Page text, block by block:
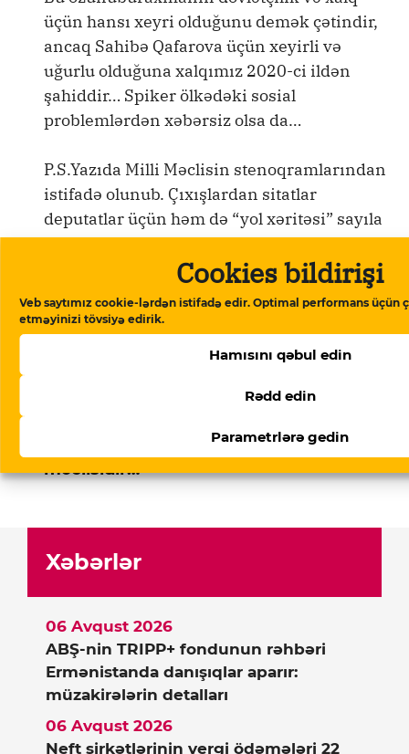
Cookies bildirişi
Veb saytımız cookie-lərdən istifadə edir. Optimal performans üçün
etməyinizi tövsiyə edirik.
Hamısını qəbul edin
Rədd edin
Parametrlərə gedin
üçün hansı xeyri olduğunu demək çətindir,
ancaq Sahibə Qafarova üçün xeyirli və
uğurlu olduğuna xalqımız 2020-ci ildən
şahiddir… Spiker ölkədəki sosial
problemlərdən xəbərsiz olsa da…
P.S.Yazıda Milli Məclisin stenoqramlarından
istifadə olunub. Çıxışlardan sitatlar
deputatlar üçün həm də “yol xəritəsi” sayıla
bilər; müzakirələrdə necə çıxış etməyin
Qısa link:
https://storage.googleapis.com/qurium/
article-meclis-onun-meclisidir.html
▸Məclis onun
məclisidir…
Xəbərlər
ABŞ-nin TRIPP+ fondunun rəhbəri
Ermənistanda danışıqlar aparır:
müzakirələrin detalları
06 Avqust 2026
Neft şirkətlərinin vergi ödəmələri 22
06 Avqust 2026